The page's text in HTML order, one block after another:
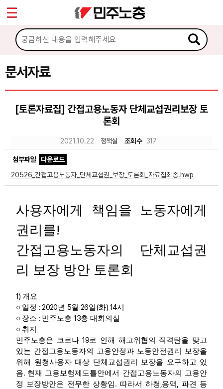
문서자료
[토론자료집] 간접고용노동자 단체교섭권리보장 토
론회
2021.10.22 정책실 조회수 317
첨부파일
다운로드
20526_간접고용노동자_단체교섭권_보장_토론회_자료집최종.hwp
사용자에게 책임을 노동자에게
권리를!
간접고용노동자의 단체교섭권
리 보장 방안 토론회
1) 개요
○ 일정 : 2020년 5월26일(화) 14시
○ 장소 : 민주노총13층 대회의실
○ 취지
민주노총은 코로나19로 인해 해고위협의 직격탄을 맞고
있는 간접고용노동자의 고용안정과 노동안전권리 보장을
위해 원청사용자 대상 단체교섭권리 보장을 요구하고 있
음. 현재 고용보험제도틀안에서 간접고용노동자의 고용안
정 보장방안은 전무한 상황임. 따라서 하청,용역, 파견 등
마이페이지
소개
소식
문서자료
이미지자료
카드뉴스
부설기관
업무
Sketchbook5, 스케치북5
Sketchbook5, 스케치북5